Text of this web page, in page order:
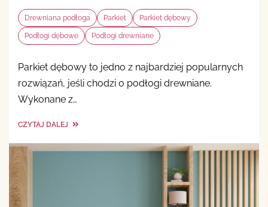
Drewniana podłoga Parkiet Parkiet dębowy
Podłogi dębowe Podłogi drewniane
Parkiet dębowy to jedno z najbardziej popularnych
rozwiązań, jeśli chodzi o podłogi drewniane.
Wykonane z…
CZYTAJ DALEJ